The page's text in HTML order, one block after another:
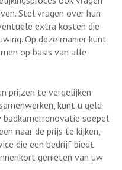
Stel vragen over hun
extra kosten die
Op deze manier kunt
op basis van alle
prijzen te vergelijken
kunt u geld
soepel
naar de prijs te kijken,
die een bedrijf biedt.
genieten van uw